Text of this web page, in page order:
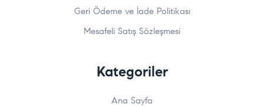
Geri Ödeme ve İade Politikası
Mesafeli Satış Sözleşmesi
Kategoriler
Ana Sayfa